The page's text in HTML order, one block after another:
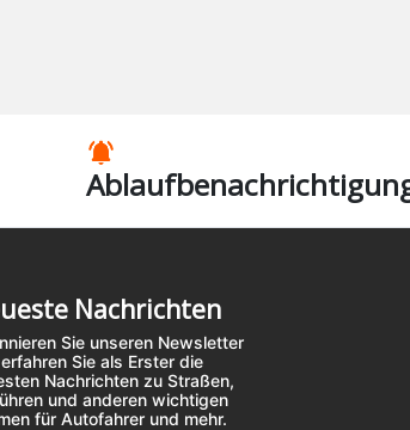
Nachrichten
Sie unseren Newsletter
Sie als Erster die
Nachrichten zu Straßen,
und anderen wichtigen
für Autofahrer und mehr.